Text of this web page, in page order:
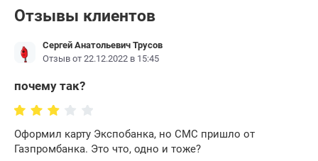
Отзывы клиентов
Сергей Анатольевич Трусов
Отзыв от 22.12.2022 в 15:45
почему так?
Оформил карту Экспобанка, но СМС пришло от
Газпромбанка. Это что, одно и тоже?